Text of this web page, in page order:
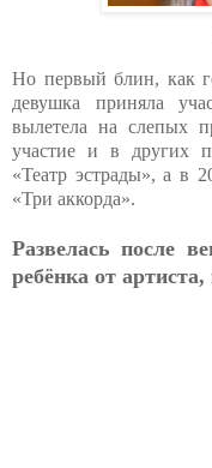
Но первый блин, как
девушка приняла
вылетела на слепых
участие и в других
«Театр эстрады», а в
«Три аккорда».
Развелась после
ребёнка от